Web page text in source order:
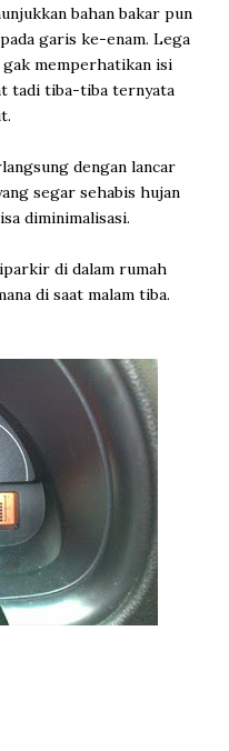
bahan bakar pun
garis ke-enam. Lega
gak memperhatikan isi
tadi tiba-tiba ternyata
dengan lancar
segar sehabis hujan
diminimalisasi.
di dalam rumah
di saat malam tiba.